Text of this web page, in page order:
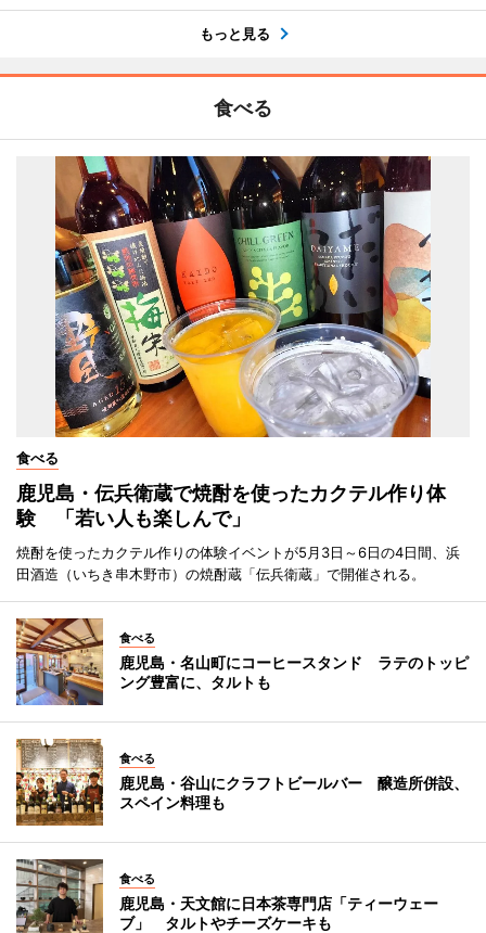
もっと見る
食べる
食べる
鹿児島・伝兵衛蔵で焼酎を使ったカクテル作り体
験 「若い人も楽しんで」
焼酎を使ったカクテル作りの体験イベントが5月3日～6日の4日間、浜
田酒造（いちき串木野市）の焼酎蔵「伝兵衛蔵」で開催される。
食べる
鹿児島・名山町にコーヒースタンド ラテのトッピ
ング豊富に、タルトも
食べる
鹿児島・谷山にクラフトビールバー 醸造所併設、
スペイン料理も
食べる
鹿児島・天文館に日本茶専門店「ティーウェー
ブ」 タルトやチーズケーキも